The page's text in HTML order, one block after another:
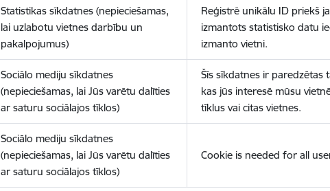
Statistikas sīkdatnes (nepieciešamas,
lai uzlabotu vietnes darbību un
pakalpojumus)
Reģistrē unikālu ID priekš
izmantots statistisko datu
izmanto vietni.
Sociālo mediju sīkdatnes
(nepieciešamas, lai Jūs varētu dalīties
ar saturu sociālajos tīklos)
Šīs sīkdatnes ir
kas jūs interesē mūsu
tīklus vai citas vietnes.
Sociālo mediju sīkdatnes
(nepieciešamas, lai Jūs varētu dalīties
ar saturu sociālajos tīklos)
Cookie is needed for all